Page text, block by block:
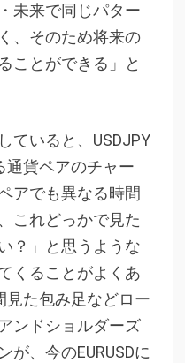
未来で同じパター
、そのため将来の
ことができる」と
ていると、USDJPY
通貨ペアのチャー
アでも異なる時間
これどっかで見た
？」と思うような
くることがよくあ
見た包み足などロー
ンドショルダーズ
が、今のEURUSDに